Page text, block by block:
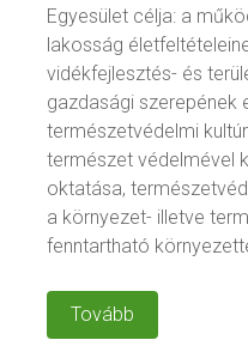
Egyesület célja: a
lakosság
vidékfejlesztés- és
gazdasági szerepének
természetvédelmi
természet védelmével
oktatása,
a környezet- illetve
fenntartható
Tovább